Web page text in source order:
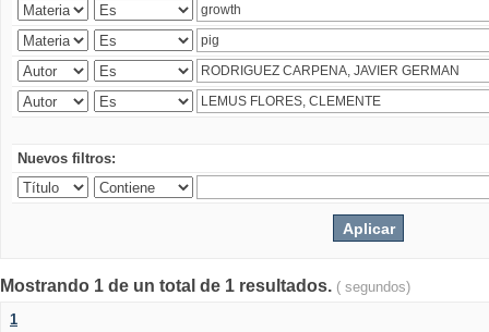
Nuevos filtros:
Mostrando 1 de un total de 1 resultados. ( segundos)
1